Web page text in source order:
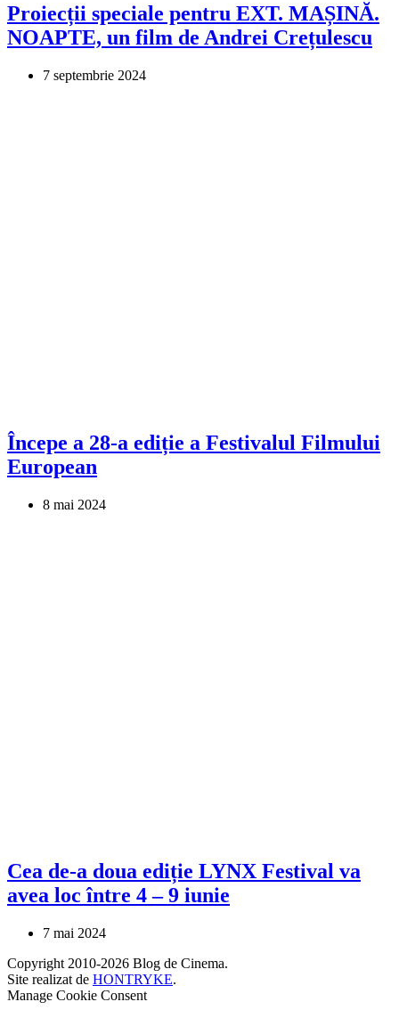
Proiecții speciale pentru EXT. MAȘINĂ.
NOAPTE, un film de Andrei Crețulescu
7 septembrie 2024
Începe a 28-a ediție a Festivalul Filmului
European
8 mai 2024
Cea de-a doua ediție LYNX Festival va
avea loc între 4 – 9 iunie
7 mai 2024
Copyright 2010-2026 Blog de Cinema.
Site realizat de HONTRYKE.
Manage Cookie Consent